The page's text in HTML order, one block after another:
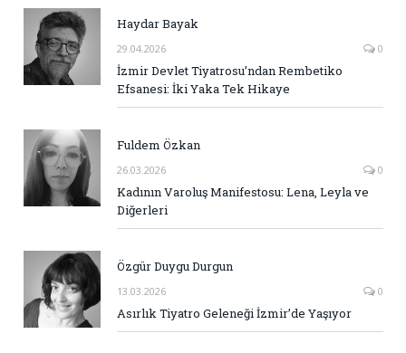
Haydar Bayak
29.04.2026 0
İzmir Devlet Tiyatrosu’ndan Rembetiko
Efsanesi: İki Yaka Tek Hikaye
Fuldem Özkan
26.03.2026 0
Kadının Varoluş Manifestosu: Lena, Leyla ve
Diğerleri
Özgür Duygu Durgun
13.03.2026 0
Asırlık Tiyatro Geleneği İzmir’de Yaşıyor